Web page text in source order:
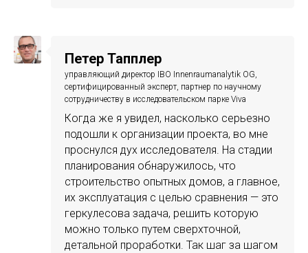
Петер Тапплер
управляющий директор IBO Innenraumanalytik OG,
сертифицированный эксперт, партнер по научному
сотрудничеству в исследовательском парке Viva
Когда же я увидел, насколько серьезно
подошли к организации проекта, во мне
проснулся дух исследователя. На стадии
планирования обнаружилось, что
строительство опытных домов, а главное,
их эксплуатация с целью сравнения — это
геркулесова задача, решить которую
можно только путем сверхточной,
детальной проработки. Так шаг за шагом